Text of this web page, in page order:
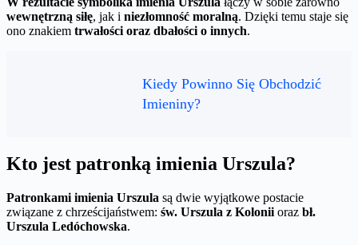
wewnętrzną siłę, jak i niezłomność moralną. Dzięki temu staje się
ono znakiem trwałości oraz dbałości o innych.
Kiedy Powinno Się Obchodzić
Imieniny?
Kto jest patronką imienia Urszula?
Patronkami imienia Urszula są dwie wyjątkowe postacie
związane z chrześcijaństwem: św. Urszula z Kolonii oraz bł.
Urszula Ledóchowska.